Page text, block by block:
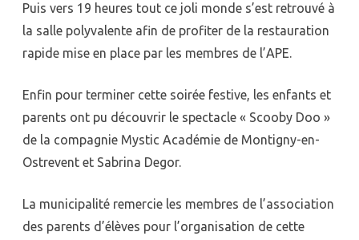
Puis vers 19 heures tout ce joli monde s’est retrouvé à
la salle polyvalente afin de profiter de la restauration
rapide mise en place par les membres de l’APE.
Enfin pour terminer cette soirée festive, les enfants et
parents ont pu découvrir le spectacle « Scooby Doo »
de la compagnie Mystic Académie de Montigny-en-
Ostrevent et Sabrina Degor.
La municipalité remercie les membres de l’association
des parents d’élèves pour l’organisation de cette